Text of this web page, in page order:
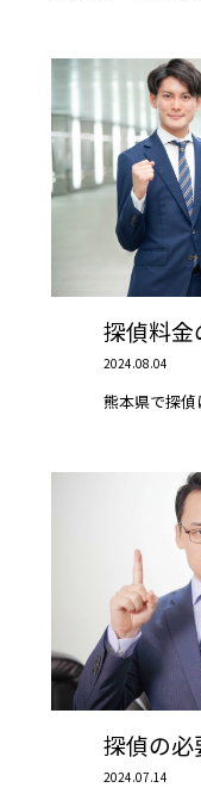
探偵料
2024.08.04
熊本県で探
探偵の必
2024.07.14